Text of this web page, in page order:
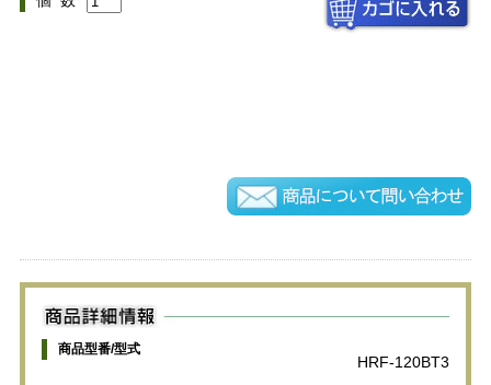
商品型番/型式
HRF-120BT3